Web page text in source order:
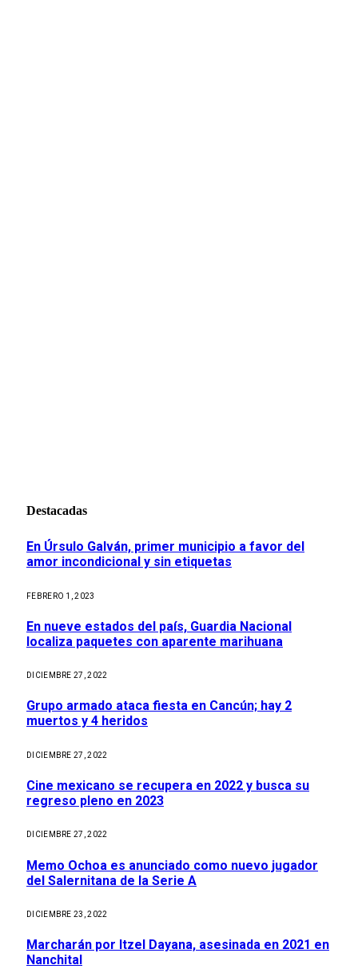
Destacadas
En Úrsulo Galván, primer municipio a favor del
amor incondicional y sin etiquetas
FEBRERO 1, 2023
En nueve estados del país, Guardia Nacional
localiza paquetes con aparente marihuana
DICIEMBRE 27, 2022
Grupo armado ataca fiesta en Cancún; hay 2
muertos y 4 heridos
DICIEMBRE 27, 2022
Cine mexicano se recupera en 2022 y busca su
regreso pleno en 2023
DICIEMBRE 27, 2022
Memo Ochoa es anunciado como nuevo jugador
del Salernitana de la Serie A
DICIEMBRE 23, 2022
Marcharán por Itzel Dayana, asesinada en 2021 en
Nanchital